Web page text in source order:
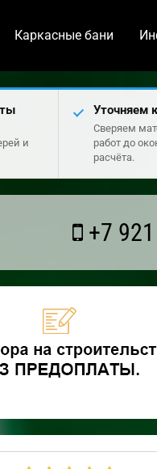
Каркасные бани
и
Уточняем
Сверяем
работ до
расчёта.
+7